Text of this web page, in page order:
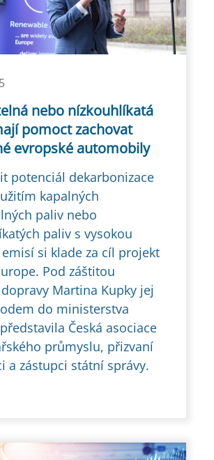
nebo nízkouhlíkatá
pomoct zachovat
evropské automobily
potenciál dekarbonizace
kapalných
paliv nebo
paliv s vysokou
si klade za cíl projekt
Pod záštitou
Martina Kupky jej
do ministerstva
Česká asociace
průmyslu, přizvaní
a zástupci státní správy.